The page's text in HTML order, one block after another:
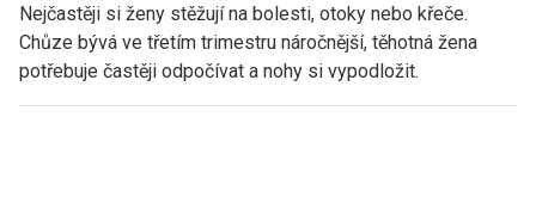
Nejčastěji si ženy stěžují na bolesti, otoky nebo křeče.
Chůze bývá ve třetím trimestru náročnější, těhotná žena
potřebuje častěji odpočívat a nohy si vypodložit.